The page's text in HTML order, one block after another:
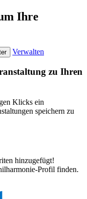
Ihre
Verwalten
zu Ihren
Klicks ein
speichern zu
hinzugefügt!
Profil finden.